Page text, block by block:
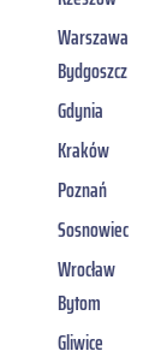
Warszawa
Bydgoszcz
Gdynia
Kraków
Poznań
Sosnowiec
Wrocław
Bytom
Gliwice